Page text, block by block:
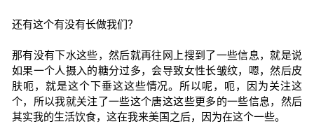
还有这个有没有长做我们？
那有没有下水这些，然后就再往网上搜到了一些信息，就是说
如果一个人摄入的糖分过多，会导致女性长皱纹，嗯，然后皮
肤呃，就是这个下垂这这些情况。所以呢，呃，因为关注这
个，所以我就关注了一些这个唐这这些更多的一些信息，然后
其实我的生活饮食，这在我来美国之后，因为在这个一些。